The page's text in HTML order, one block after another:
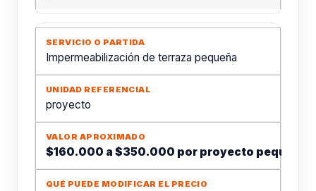
Impermeabilización de terraza pequeña
proyecto
$160.000 a $350.000 por proyecto pequeño